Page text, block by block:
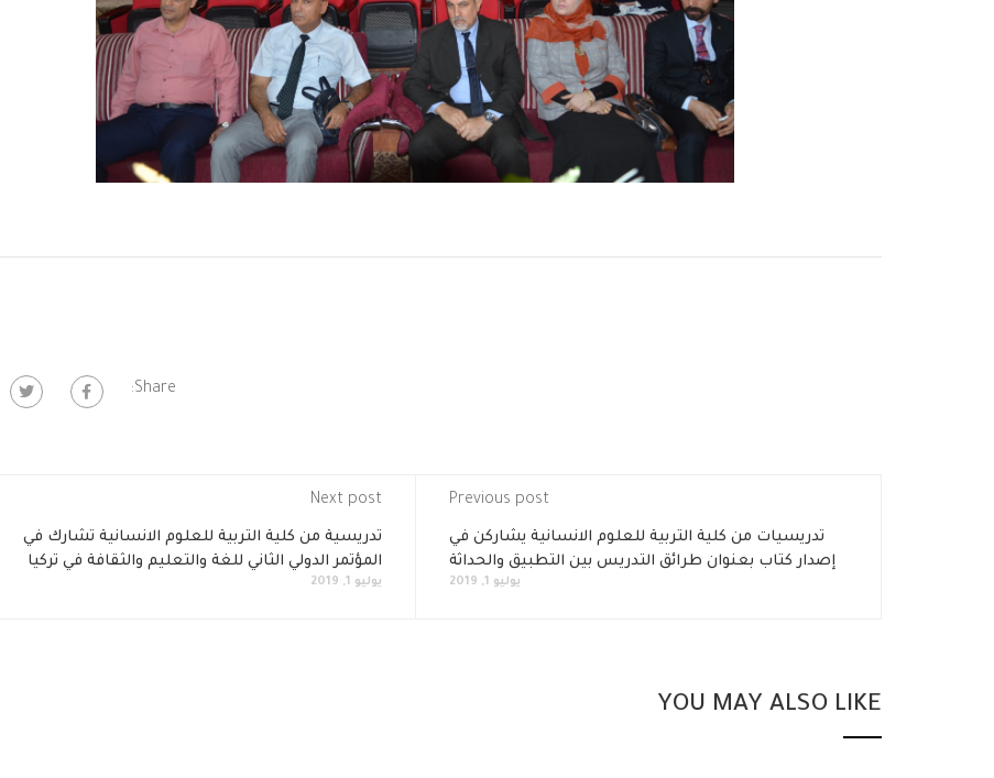
Share:
Previous post
تدريسيات من كلية التربية للعلوم الانسانية يشاركن في
إصدار كتاب بعنوان طرائق التدريس بين التطبيق والحداثة
يوليو 1, 2019
Next post
تدريسية من كلية التربية للعلوم الانسانية تشارك في
المؤتمر الدولي الثاني للغة والتعليم والثقافة في تركيا
يوليو 1, 2019
YOU MAY ALSO LIKE